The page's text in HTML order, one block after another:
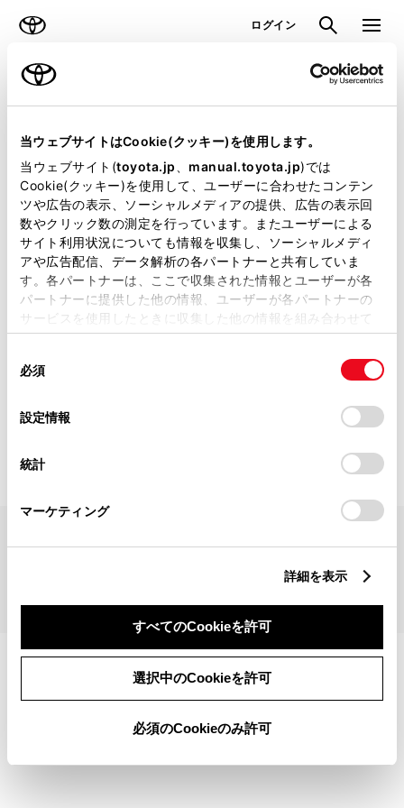
当ウェブサイトはCookie(クッキー)を使用します。
当ウェブサイト(toyota.jp manual.toyota.jp)では
Cookie(クッキー)を使用して、ユーザーに合わせたコンテン
ツや広告の表示、ソーシャルメディアの提供、広告の表示回
数やクリック数の測定を行っています。またユーザーによる
サイト利用状況についても情報を収集し、ソーシャルメディ
アや広告配信、データ解析の各パートナーと共有していま
す。各パートナーは、ここで収集された情報とユーザーが各
パートナーに提供した他の情報、ユーザーが各パートナーの
サービスを使用したときに収集した他の情報を組み合わせて
使用することがあります。当ウェブサイトの使用を続行する
デバイスにすべてのCookie(クッキー)が保存されることに同
意したことになります。Cookie(クッキー)のオプトアウト、
設定の変更、同意を撤回したりするにあたっては、当社の
「Cookie（クッキー）情報の取り扱いについて
」をご覧くだ
必須
設定情報
統計
マーケティング
詳細を表示
すべてのCookieを許可
選択中のCookieを許可
必須のCookieのみ許可
ログイン 検索 メニュ
ラインアップ トピックス
見積りシミュレーション
見積りシミュレーションのデータが
正常に取得できませんでした。
詳しくは販売店までお問合せくださ
い。
（2-31-4）
見積りシミュレーショントップへ
TOYOTAアカウント利用規約反社会的勢力に対する基本方針企業情報
©1995-2026 TOYOTA MOTOR CORPORATION. ALL RIGHTS RESERVED.